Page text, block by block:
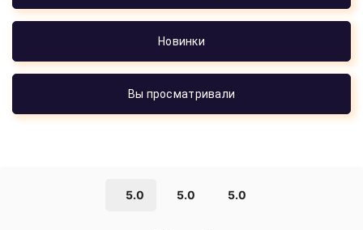
Новинки
Вы просматривали
5.0 5.0